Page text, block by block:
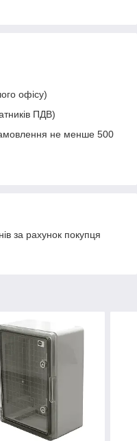
офісу)
ПДВ)
не менше 500
за рахунок покупця